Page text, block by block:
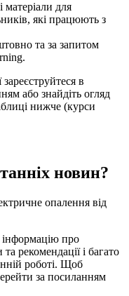
матеріали для
які працюють з
та за запитом
в
або знайдіть огляд
нижче (курси
новин?
опалення від
про
рекомендації і багато
роботі. Щоб
за посиланням